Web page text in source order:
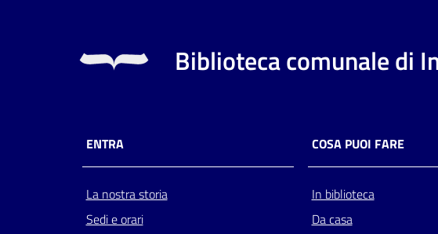
Biblioteca comunale di
ENTRA
La nostra storia
Sedi e orari
COSA PUOI FARE
In biblioteca
Da casa